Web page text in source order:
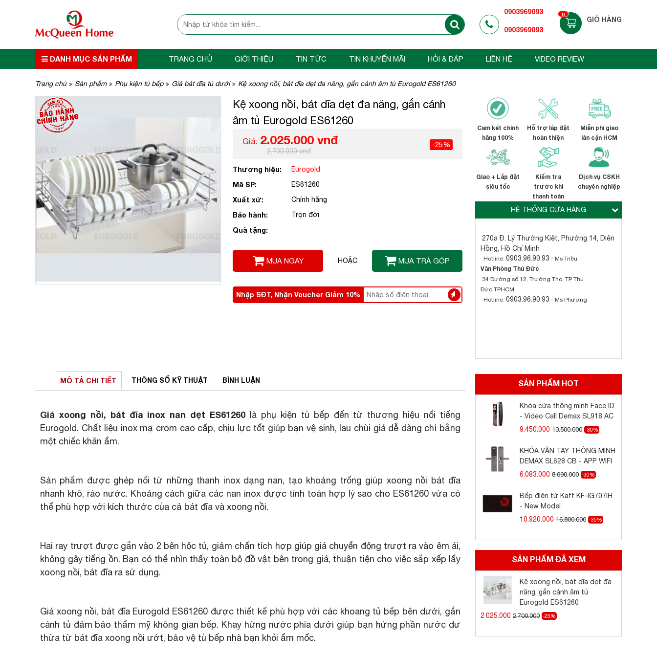
0903969093
0903969093
0
GIỎ HÀNG
DANH MỤC SẢN PHẨM TRANG CHỦ GIỚI THIỆU TIN TỨC TIN KHUYẾN MÃI HỎI & ĐÁP LIÊN HỆ VIDEO REVIEW
Trang chủ Sản phẩm Phụ kiện tủ bếp Giá bát đĩa tủ dưới Kệ xoong nồi, bát dĩa dẹt đa năng, gắn cánh âm tủ Eurogold ES61260
Kệ xoong nồi, bát dĩa dẹt đa năng, gắn cánh
âm tủ Eurogold ES61260
Giá: 2.025.000 vnđ
2.700.000 vnđ
-25%
Thương hiệu: Eurogold
Mã SP: ES61260
Xuất xứ: Chính hãng
Bảo hành: Trọn đời
Quà tặng:
MUA NGAY HOẶC MUA TRẢ GÓP
Nhập SĐT, Nhận Voucher Giảm 10%
Cam kết chính
hãng 100%
Hỗ trợ lắp đặt
hoàn thiện
Miễn phí giao
lân cận HCM
Giao + Lắp đặt
siêu tốc
Kiểm tra
trước khi
thanh toán
Dịch vụ CSKH
chuyên nghiệp
HỆ THỐNG CỬA HÀNG
270a Đ. Lý Thường Kiệt, Phường 14, Diên
Hồng, Hồ Chí Minh
Hotline: 0903.96.90.93 - Ms Triều
Văn Phòng Thủ Đức
34 Đường số 12, Trường Thọ, TP Thủ
Đức,TPHCM
Hotline: 0903.96.90.93 - Ms Phương
MÔ TẢ CHI TIẾT THÔNG SỐ KỸ THUẬT BÌNH LUẬN
Giá xoong nồi, bát đĩa inox nan dẹt ES61260 là phụ kiện tủ bếp đến từ thương hiệu nổi tiếng
Eurogold. Chất liệu inox mạ crom cao cấp, chịu lực tốt giúp bạn vệ sinh, lau chùi giá dễ dàng chỉ bằng
một chiếc khăn ẩm.
Sản phẩm được ghép nối từ những thanh inox dạng nan, tạo khoảng trống giúp xoong nồi bát đĩa
nhanh khô, ráo nước. Khoảng cách giữa các nan inox được tính toán hợp lý sao cho ES61260 vừa có
thể phù hợp với kích thước của cả bát đĩa và xoong nồi.
Hai ray trượt được gắn vào 2 bên hộc tủ, giảm chấn tích hợp giúp giá chuyển động trượt ra vào êm ái,
không gây tiếng ồn. Bạn có thể nhìn thấy toàn bộ đồ vật bên trong giá, thuận tiện cho việc sắp xếp lấy
xoong nồi, bát đĩa ra sử dụng.
Giá xoong nồi, bát đĩa Eurogold ES61260 được thiết kế phù hợp với các khoang tủ bếp bên dưới, gắn
cánh tủ đảm bảo thẩm mỹ không gian bếp. Khay hứng nước phía dưới giúp bạn hứng phần nước dư
thừa từ bát đĩa xoong nồi ướt, bảo vệ tủ bếp nhà bạn khỏi ẩm mốc.
SẢN PHẨM HOT
Khóa cửa thông minh Face ID
- Video Call Demax SL918 AC
9.450.000 13.500.000 -30%
KHÓA VÂN TAY THÔNG MINH
DEMAX SL628 CB - APP WIFI
6.083.000 8.690.000 -30%
Bếp điện từ Kaff KF-IG707IH
- New Model
10.920.000 16.800.000 -35%
SẢN PHẨM ĐÃ XEM
Kệ xoong nồi, bát dĩa dẹt đa
năng, gắn cánh âm tủ
Eurogold ES61260
2.025.000 2.700.000 -25%